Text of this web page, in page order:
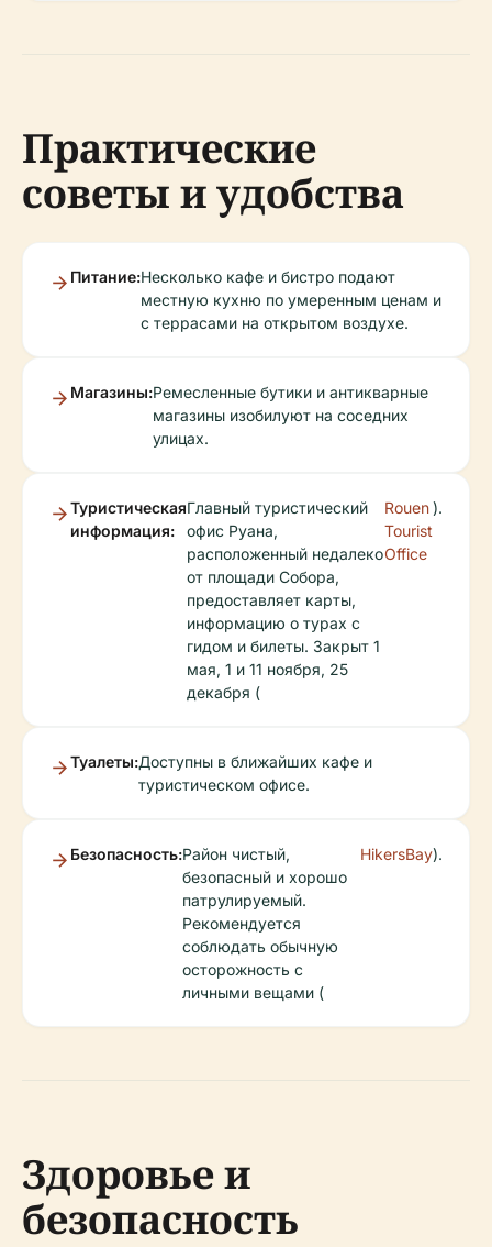
Практические
советы и удобства
Питание:Несколько кафе и бистро подают
местную кухню по умеренным ценам и
с террасами на открытом воздухе.
Магазины:Ремесленные бутики и антикварные
магазины изобилуют на соседних
улицах.
Туристическая
информация:
Главный туристический
офис Руана,
расположенный недалеко
от площади Собора,
предоставляет карты,
информацию о турах с
гидом и билеты. Закрыт 1
мая, 1 и 11 ноября, 25
декабря (
Rouen
Tourist
Office
).
Туалеты:Доступны в ближайших кафе и
туристическом офисе.
Безопасность:Район чистый,
безопасный и хорошо
патрулируемый.
Рекомендуется
соблюдать обычную
осторожность с
личными вещами (
HikersBay).
Здоровье и
безопасность